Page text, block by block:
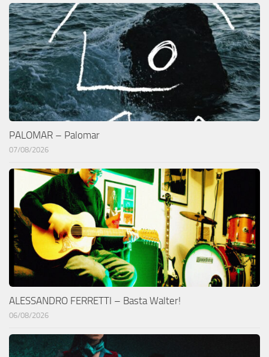
PALOMAR – Palomar
07/08/2026
ALESSANDRO FERRETTI – Basta Walter!
06/08/2026